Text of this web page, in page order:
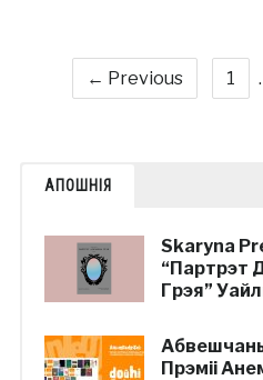
← Previous 1
АПОШНІЯ
Skaryna
“Партрэт
Грэя”
Абвешчаны
Прэміі